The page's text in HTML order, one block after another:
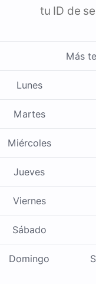
tu ID de
Más
Lunes
Martes
Miércoles
Jueves
Viernes
Sábado
Domingo